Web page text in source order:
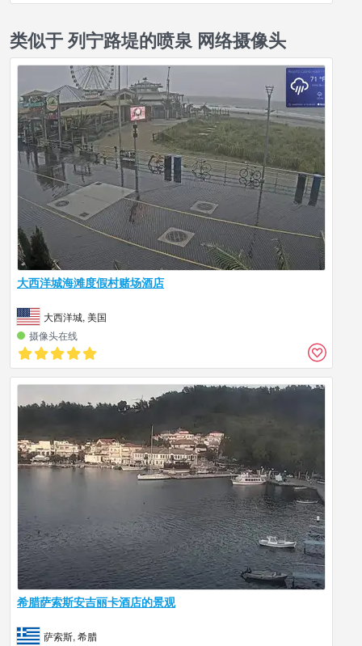
类似于 列宁路堤的喷泉 网络摄像头
大西洋城海滩度假村赌场酒店
大西洋城, 美国
摄像头在线
希腊萨索斯安吉丽卡酒店的景观
萨索斯, 希腊